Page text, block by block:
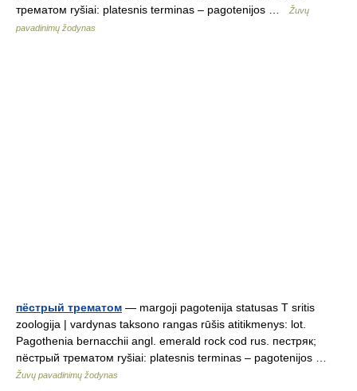
трематом ryšiai: platesnis terminas – pagotenijos …
Žuvų
pavadinimų žodynas
пёстрый трематом — margoji pagotenija statusas T sritis
zoologija | vardynas taksono rangas rūšis atitikmenys: lot.
Pagothenia bernacchii angl. emerald rock cod rus. пестряк;
пёстрый трематом ryšiai: platesnis terminas – pagotenijos …
Žuvų pavadinimų žodynas